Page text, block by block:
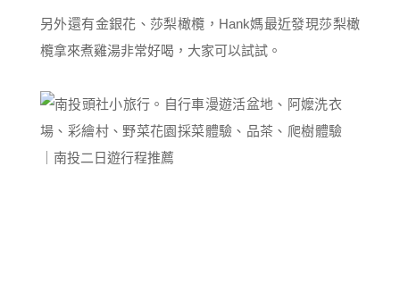
另外還有金銀花、莎梨橄欖，Hank媽最近發現莎梨橄
欖拿來煮雞湯非常好喝，大家可以試試。